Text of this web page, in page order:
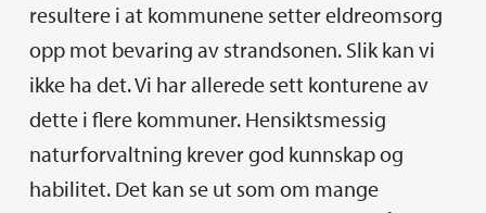
resultere i at kommunene setter eldreomsorg
opp mot bevaring av strandsonen. Slik kan vi
ikke ha det. Vi har allerede sett konturene av
dette i flere kommuner. Hensiktsmessig
naturforvaltning krever god kunnskap og
habilitet. Det kan se ut som om mange